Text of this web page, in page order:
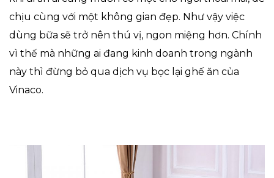
chịu cùng với một không gian đẹp. Như vậy việc
dùng bữa sẽ trở nên thú vị, ngon miệng hơn. Chính
vì thế mà những ai đang kinh doanh trong ngành
này thì đừng bỏ qua dịch vụ bọc lại ghế ăn của
Vinaco.